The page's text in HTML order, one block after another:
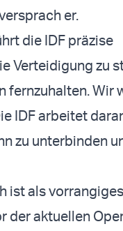
er.
die IDF präzise
Verteidigung zu
fernzuhalten. Wir
IDF arbeitet
zu unterbinden
ist als
der aktuellen